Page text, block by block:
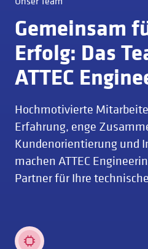
Gemeinsam
Erfolg: Das
ATTEC
Hochmotivierte
Erfahrung, enge
Kundenorientierung und
machen ATTEC
Partner für Ihre